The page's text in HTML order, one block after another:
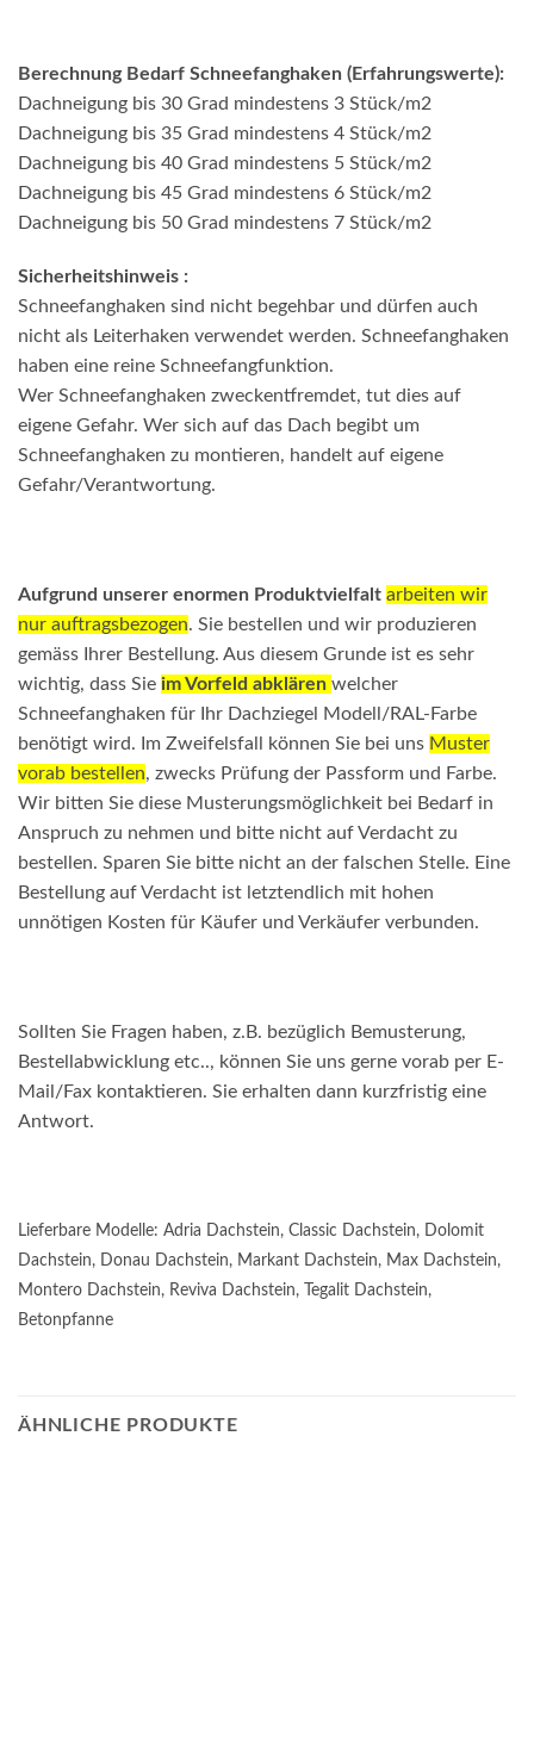
Berechnung Bedarf Schneefanghaken (Erfahrungswerte):
Dachneigung bis 30 Grad mindestens 3 Stück/m2
Dachneigung bis 35 Grad mindestens 4 Stück/m2
Dachneigung bis 40 Grad mindestens 5 Stück/m2
Dachneigung bis 45 Grad mindestens 6 Stück/m2
Dachneigung bis 50 Grad mindestens 7 Stück/m2
Sicherheitshinweis :
Schneefanghaken sind nicht begehbar und dürfen auch
nicht als Leiterhaken verwendet werden. Schneefanghaken
haben eine reine Schneefangfunktion.
Wer Schneefanghaken zweckentfremdet, tut dies auf
eigene Gefahr. Wer sich auf das Dach begibt um
Schneefanghaken zu montieren, handelt auf eigene
Gefahr/Verantwortung.
Aufgrund unserer enormen Produktvielfalt arbeiten wir
nur auftragsbezogen. Sie bestellen und wir produzieren
gemäss Ihrer Bestellung. Aus diesem Grunde ist es sehr
wichtig, dass Sie im Vorfeld abklären welcher
Schneefanghaken für Ihr Dachziegel Modell/RAL-Farbe
benötigt wird. Im Zweifelsfall können Sie bei uns Muster
vorab bestellen, zwecks Prüfung der Passform und Farbe.
Wir bitten Sie diese Musterungsmöglichkeit bei Bedarf in
Anspruch zu nehmen und bitte nicht auf Verdacht zu
bestellen. Sparen Sie bitte nicht an der falschen Stelle. Eine
Bestellung auf Verdacht ist letztendlich mit hohen
unnötigen Kosten für Käufer und Verkäufer verbunden.
Sollten Sie Fragen haben, z.B. bezüglich Bemusterung,
Bestellabwicklung etc.., können Sie uns gerne vorab per E-
Mail/Fax kontaktieren. Sie erhalten dann kurzfristig eine
Antwort.
Lieferbare Modelle: Adria Dachstein, Classic Dachstein, Dolomit
Dachstein, Donau Dachstein, Markant Dachstein, Max Dachstein,
Montero Dachstein, Reviva Dachstein, Tegalit Dachstein,
Betonpfanne
ÄHNLICHE PRODUKTE